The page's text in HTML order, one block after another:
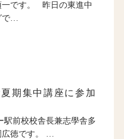
一です。 昨日の東進中
で…
期集中講座に参加
駅前校校舎長兼志學舎多
広徳です。 …